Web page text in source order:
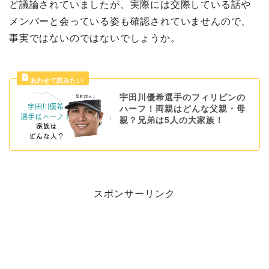
ど議論されていましたが、実際には交際している話や
メンバーと会っている姿も確認されていませんので、
事実ではないのではないでしょうか。
宇田川優希選手のフィリピンの
ハーフ！両親はどんな父親・母
親？兄弟は5人の大家族！
スポンサーリンク